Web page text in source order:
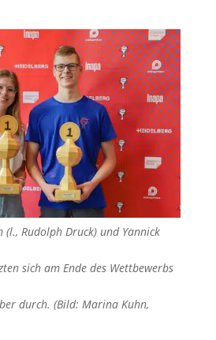
(l., Rudolph Druck) und Yannick
sich am Ende des Wettbewerbs
durch. (Bild: Marina Kuhn,